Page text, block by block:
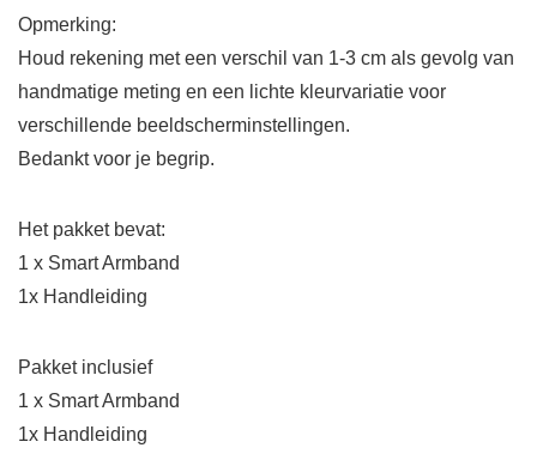
Opmerking:
Houd rekening met een verschil van 1-3 cm als gevolg van
handmatige meting en een lichte kleurvariatie voor
verschillende beeldscherminstellingen.
Bedankt voor je begrip.
Het pakket bevat:
1 x Smart Armband
1x Handleiding
Pakket inclusief
1 x Smart Armband
1x Handleiding